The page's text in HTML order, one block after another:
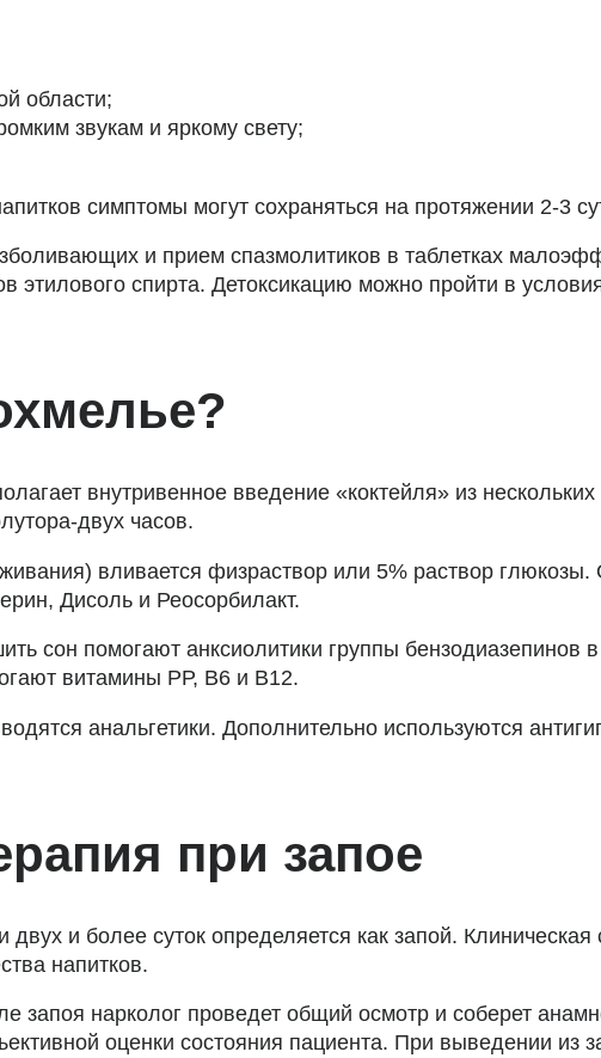
области;
звукам и яркому свету;
симптомы могут сохраняться на протяжении 2-3
и прием спазмолитиков в таблетках
этилового спирта. Детоксикацию можно пройти в
внутривенное введение «коктейля» из
двух часов.
вливается физраствор или 5% раствор
Дисоль и Реосорбилакт.
сон помогают анксиолитики группы
витамины РР, В6 и В12.
анальгетики. Дополнительно используются
при запое
и более суток определяется как запой.
напитков.
запоя нарколог проведет общий осмотр и соберет
оценки состояния пациента. При выведении из